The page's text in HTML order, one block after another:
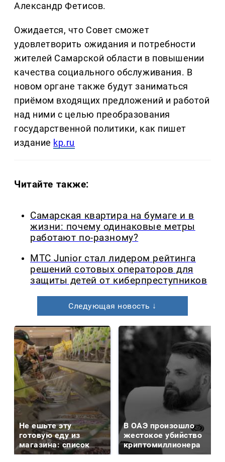
Александр Фетисов.
Ожидается, что Совет сможет
удовлетворить ожидания и потребности
жителей Самарской области в повышении
качества социального обслуживания. В
новом органе также будут заниматься
приёмом входящих предложений и работой
над ними с целью преобразования
государственной политики, как пишет
издание kp.ru
Читайте также:
Самарская квартира на бумаге и в
жизни: почему одинаковые метры
работают по-разному?
МТС Junior стал лидером рейтинга
решений сотовых операторов для
защиты детей от киберпреступников
Следующая новость ↓
Не ешьте эту
готовую еду из
магазина: список
В ОАЭ произошло
жестокое убийство
криптомиллионера